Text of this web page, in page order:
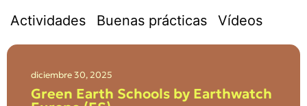
Actividades Buenas prácticas Vídeos
diciembre 30, 2025
Green Earth Schools by Earthwatch